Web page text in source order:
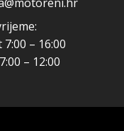
– 16:00
– 12:00